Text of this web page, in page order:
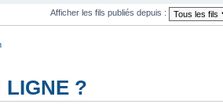
Afficher les fils publiés depuis :
LIGNE ?